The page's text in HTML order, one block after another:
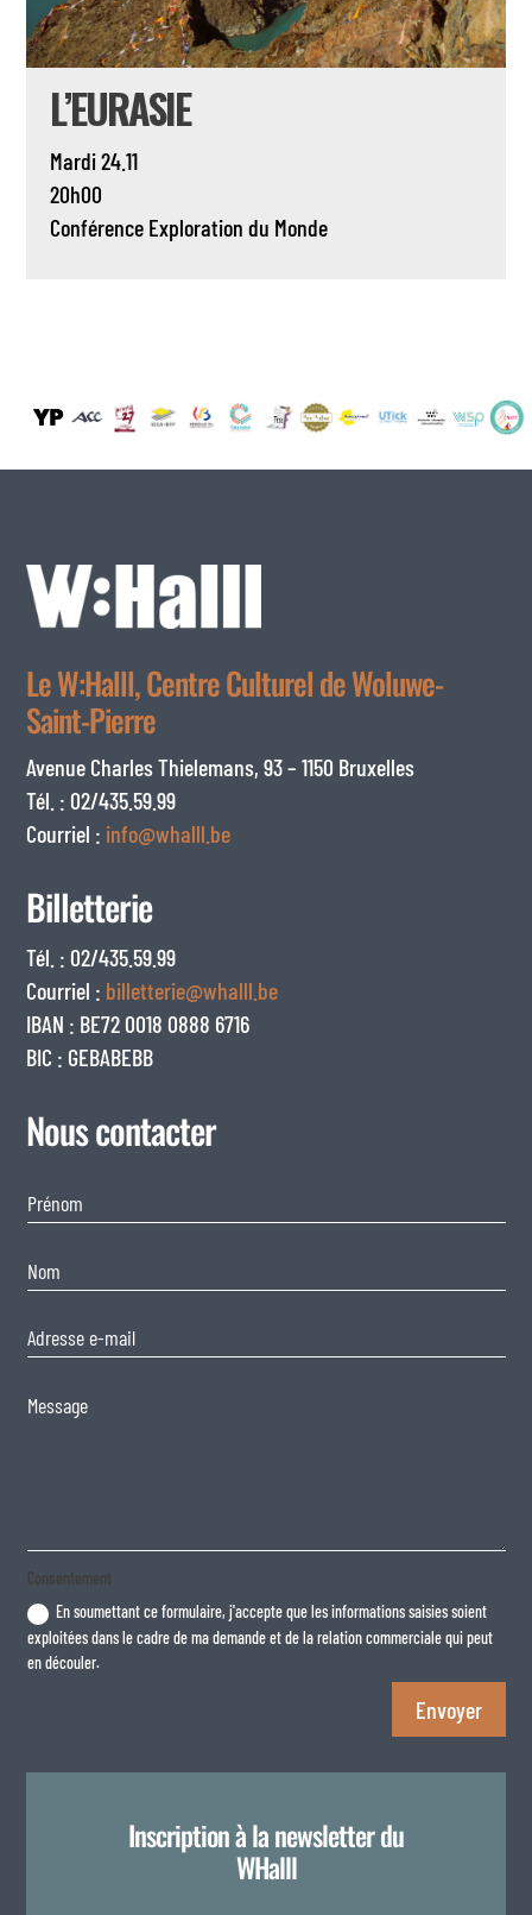
L’EURASIE
Mardi 24.11
20h00
Conférence Exploration du Monde
Le W:Halll, Centre Culturel de Woluwe-
Saint-Pierre
Avenue Charles Thielemans, 93 – 1150 Bruxelles
Tél. : 02/435.59.99
Courriel : info@whalll.be
Billetterie
Tél. : 02/435.59.99
Courriel : billetterie@whalll.be
IBAN : BE72 0018 0888 6716
BIC : GEBABEBB
Nous contacter
Consentement
En soumettant ce formulaire, j'accepte que les informations saisies soient
exploitées dans le cadre de ma demande et de la relation commerciale qui peut
en découler.
Envoyer
Inscription à la newsletter du
WHalll